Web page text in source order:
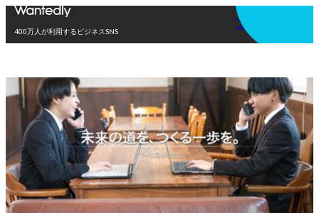
400万人が利用するビジネスSNS
アプリを使う